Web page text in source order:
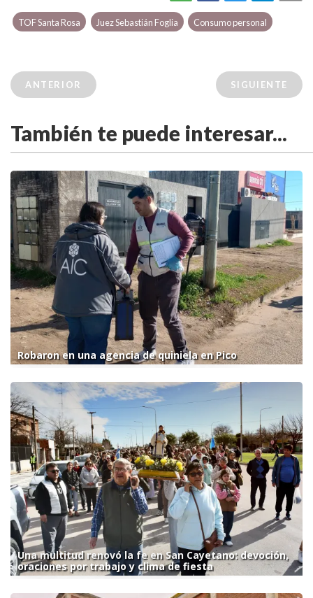
TOF Santa Rosa Juez Sebastián Foglia Consumo personal
ANTERIOR SIGUIENTE
También te puede interesar...
Robaron en una agencia de quiniela en Pico
Una multitud renovó la fe en San Cayetano: devoción,
oraciones por trabajo y clima de fiesta